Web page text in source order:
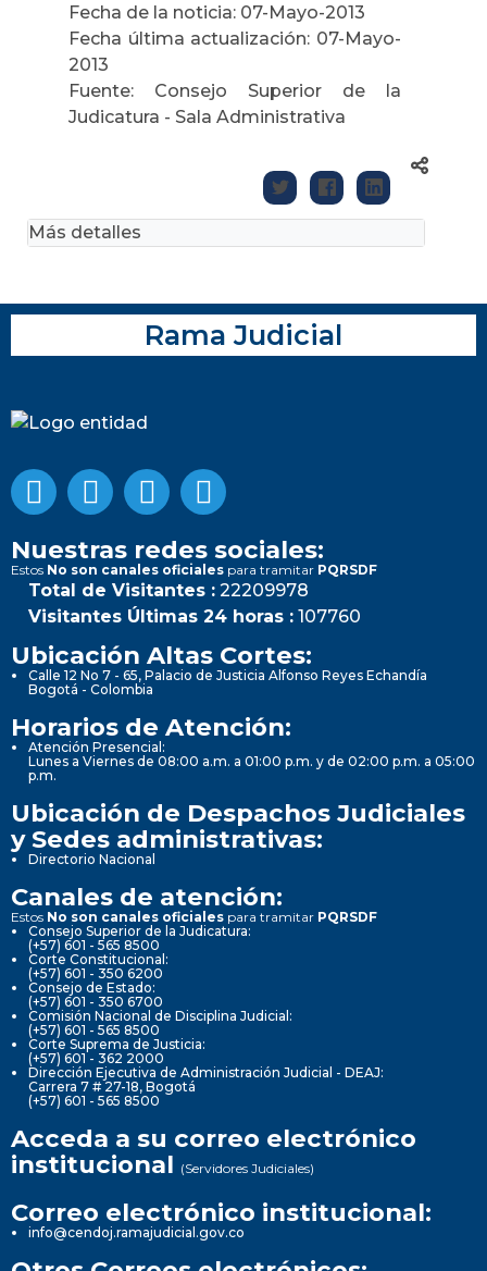
Fecha de la noticia: 07-Mayo-2013
Fecha última actualización: 07-Mayo-
2013
Fuente: Consejo Superior de la
Judicatura - Sala Administrativa
Más detalles
Rama Judicial
Nuestras redes sociales:
Estos No son canales oficiales para tramitar PQRSDF
Total de Visitantes : 22209978
Visitantes Últimas 24 horas : 107760
Ubicación Altas Cortes:
Calle 12 No 7 - 65, Palacio de Justicia Alfonso Reyes Echandía
Bogotá - Colombia
Horarios de Atención:
Atención Presencial:
Lunes a Viernes de 08:00 a.m. a 01:00 p.m. y de 02:00 p.m. a 05:00
p.m.
Ubicación de Despachos Judiciales
y Sedes administrativas:
Directorio Nacional
Canales de atención:
Estos No son canales oficiales para tramitar PQRSDF
Consejo Superior de la Judicatura:
(+57) 601 - 565 8500
Corte Constitucional:
(+57) 601 - 350 6200
Consejo de Estado:
(+57) 601 - 350 6700
Comisión Nacional de Disciplina Judicial:
(+57) 601 - 565 8500
Corte Suprema de Justicia:
(+57) 601 - 362 2000
Dirección Ejecutiva de Administración Judicial - DEAJ:
Carrera 7 # 27-18, Bogotá
(+57) 601 - 565 8500
Acceda a su correo electrónico
institucional (Servidores Judiciales)
Correo electrónico institucional:
info@cendoj.ramajudicial.gov.co